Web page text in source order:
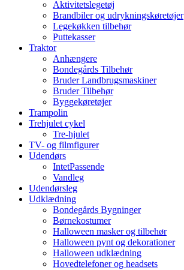
Aktivitetslegetøj
Brandbiler og udrykningskøretøjer
Legekøkken tilbehør
Puttekasser
Traktor
Anhængere
Bondegårds Tilbehør
Bruder Landbrugsmaskiner
Bruder Tilbehør
Byggekøretøjer
Trampolin
Trehjulet cykel
Tre-hjulet
TV- og filmfigurer
Udendørs
IntetPassende
Vandleg
Udendørsleg
Udklædning
Bondegårds Bygninger
Børnekostumer
Halloween masker og tilbehør
Halloween pynt og dekorationer
Halloween udklædning
Hovedtelefoner og headsets